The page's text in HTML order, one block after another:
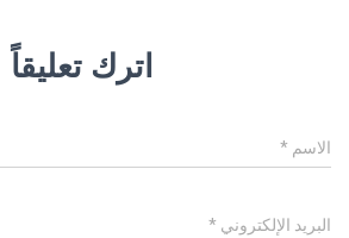
اترك تعليقاً
الاسم *
البريد الإلكتروني *